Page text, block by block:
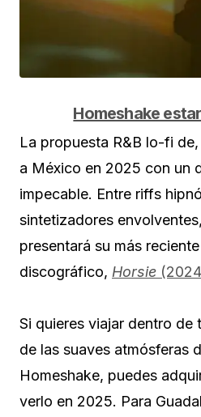
Homeshake
La propuesta R&B lo-fi de,
a México en 2025 con un
impecable. Entre riffs
sintetizadores
presentará su más
discográfico, Horsie
Si quieres viajar dentro de
de las suaves atmósferas
Homeshake, puedes
verlo en 2025. Para